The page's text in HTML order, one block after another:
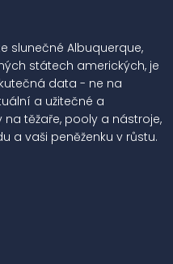
slunečné Albuquerque,
státech amerických, je
data - ne na
a užitečné a
těžaře, pooly a nástroje,
a vaši peněženku v růstu.